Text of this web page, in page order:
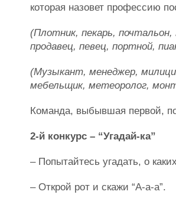
которая назовет профессию
(Плотник, пекарь,
продавец, певец, портной,
(Музыкант, менеджер,
мебельщик, метеоролог,
Команда, выбывшая первой,
2-й конкурс – “Угадай-ка”
– Попытайтесь угадать, о
– Открой рот и скажи “А-а-а”.